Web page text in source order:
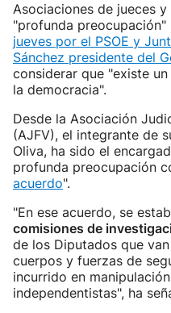
Asociaciones de jueces
"profunda preocupación"
jueves por el PSOE y
Sánchez presidente del
considerar que "existe
la democracia".
Desde la Asociación
(AJFV), el integrante de
Oliva, ha sido el
profunda preocupación
acuerdo".
"En ese acuerdo, se
comisiones de
de los Diputados que
cuerpos y fuerzas de
incurrido en
independentistas", ha